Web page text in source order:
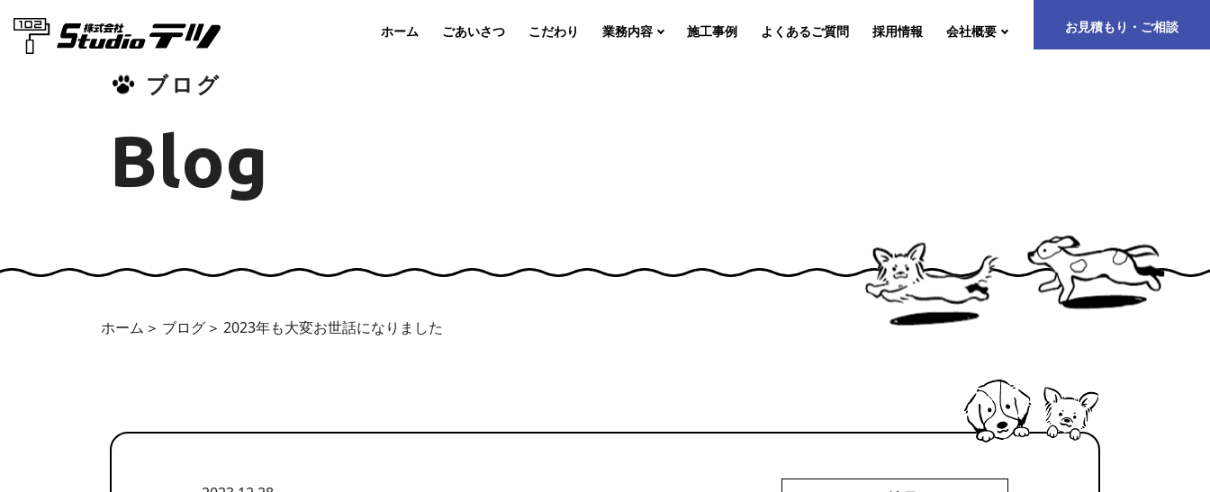
ホーム ごあいさつ こだわり 業務内容 施工事例 よくあるご質問 採用情報 会社概要 お見積もり・ご相談
ブログ
Blog
ホーム ブログ 2023年も大変お世話になりました